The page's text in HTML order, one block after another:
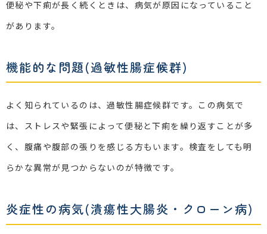
便秘や下痢が長く続くときは、病気が原因になっていること
があります。
機能的な問題(過敏性腸症候群)
よく知られているのは、過敏性腸症候群です。この病気で
は、ストレスや緊張によって便秘と下痢を繰り返すことが多
く、腹痛や腹部の張りを感じる方もいます。検査をしても明
らかな異常が見つからないのが特徴です。
炎症性の病気(潰瘍性大腸炎・クローン病)